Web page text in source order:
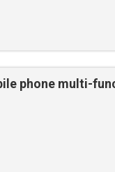
phone multi-